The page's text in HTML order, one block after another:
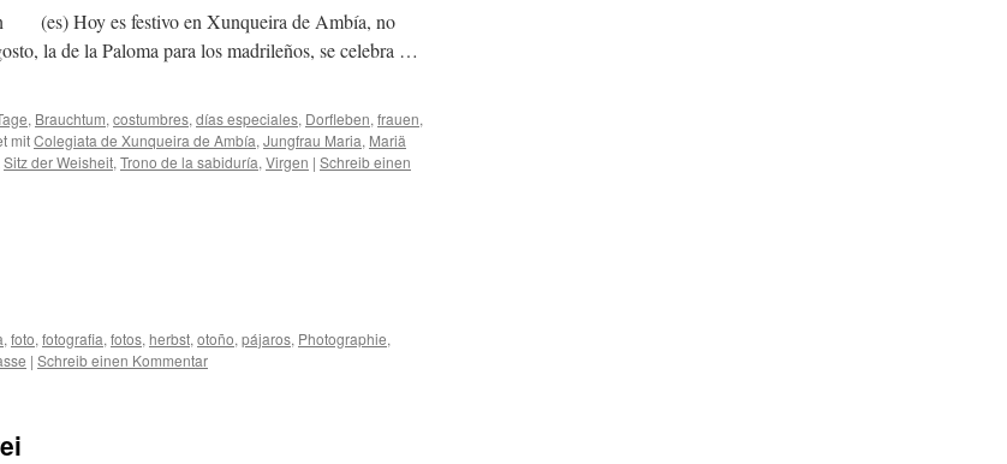
(es) Hoy es festivo en Xunqueira de Ambía, no
la de la Paloma para los madrileños, se celebra …
, Brauchtum, costumbres, días especiales, Dorfleben, frauen,
mitColegiata de Xunqueira de Ambía, Jungfrau Maria, Mariä
Sitz der Weisheit, Trono de la sabiduría, Virgen | Schreib einen
, foto, fotografia, fotos, herbst, otoño, pájaros, Photographie,
| Schreib einen Kommentar